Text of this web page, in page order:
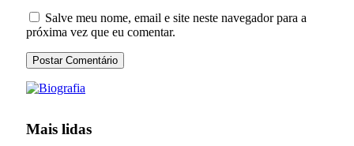
Salve meu nome, email e site neste navegador para a
próxima vez que eu comentar.
Mais lidas